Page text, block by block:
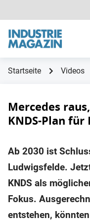
Startseite Videos
Mercedes
KNDS-Plan
Ab 2030 ist
Ludwigsfelde.
KNDS als
Fokus.
entstehen,